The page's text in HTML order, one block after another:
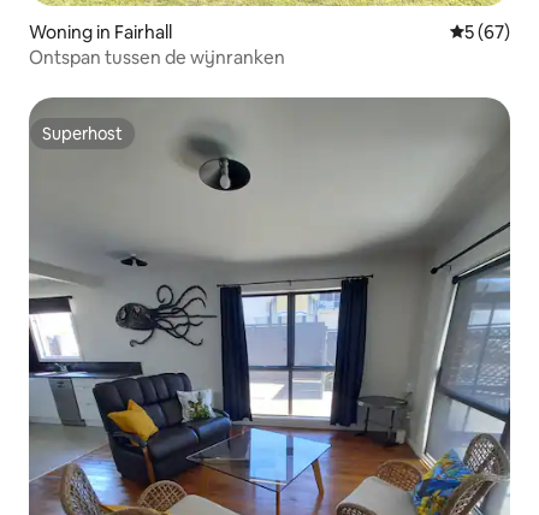
Woning in Fairhall
5 (67)
Ontspan tussen de wijnranken
Superhost
Superhost